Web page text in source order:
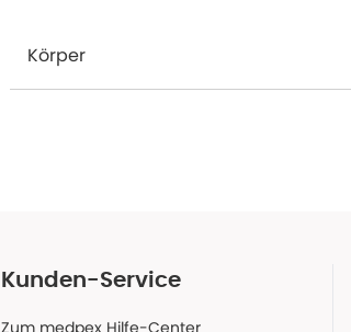
Körper
Kunden-Service
Zum medpex Hilfe-Center